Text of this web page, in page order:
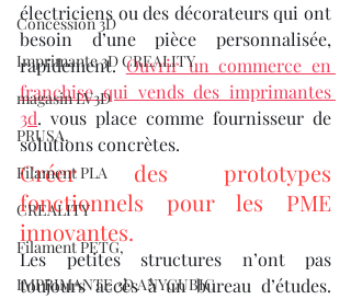
Concession 3D
Imprimante 3D CREALITY
magasin LV3D
PRUSA,
Filament PLA
CREALITY
Filament PETG,
IMPRIMANTE 3D ANYCUBIC
électriciens ou des décorateurs qui ont
besoin d’une pièce personnalisée,
rapidement. Ouvrir un commerce en
franchise qui vends des imprimantes
3d. vous place comme fournisseur de
solutions concrètes.
Créer des prototypes
fonctionnels pour les PME
innovantes.
Les petites structures n’ont pas
toujours accès à un bureau d’études.